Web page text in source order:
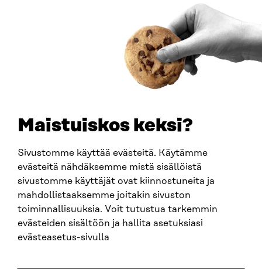
Maistuiskos keksi?
Sivustomme käyttää evästeitä. Käytämme
evästeitä nähdäksemme mistä sisällöistä
sivustomme käyttäjät ovat kiinnostuneita ja
mahdollistaaksemme joitakin sivuston
toiminnallisuuksia. Voit tutustua tarkemmin
evästeiden sisältöön ja hallita asetuksiasi
evästeasetus-sivulla
SITRA SOSIAALISESSA MEDIASSA
LinkedIn
Instagram
YouTube